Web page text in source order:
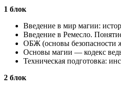
1 блок
Введение в мир магии:
Введение в Ремесло.
ОБЖ (основы безопасности
Основы магии — кодекс
Техническая подготовка:
2 блок